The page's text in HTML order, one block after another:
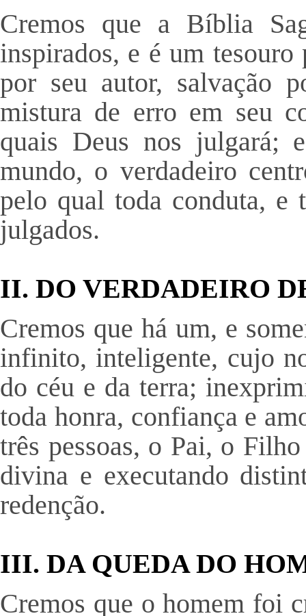
Cremos que a Bíblia
inspirados, e é um
por seu autor, salvação
mistura de erro em seu
quais Deus nos julgará;
mundo, o verdadeiro
pelo qual toda conduta, e
julgados.
II. DO VERDADEIRO
Cremos que há um, e
infinito, inteligente, cujo
do céu e da terra;
toda honra, confiança e
três pessoas, o Pai, o
divina e executando
redenção.
III. DA QUEDA DO
Cremos que o homem foi